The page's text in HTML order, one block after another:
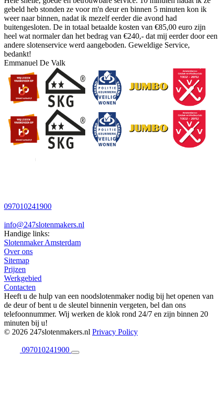
gebeld heb stonden ze voor m'n deur en binnen 5 minuten kon ik
weer naar binnen, nadat ik mezelf eerder die avond had
buitengesloten. De in totaal betaalde kosten van €85,00 euro zijn
heel wat normaler dan het bedrag van €240,- dat mij eerder door een
andere slotenservice werd aangeboden. Geweldige Service,
bedankt!
Emmanuel De Valk
097010241900
info@247slotenmakers.nl
Handige links:
Slotenmaker Amsterdam
Over ons
Sitemap
Prijzen
Werkgebied
Contacten
Heeft u de hulp van een noodslotenmaker nodig bij het openen van
de deur of bent u de sleutel binnenin vergeten, bel dan ons
telefoonnummer. Wij werken de klok rond 24/7 en zijn binnen 20
minuten bij u!
© 2026 247slotenmakers.nl Privacy Policy
097010241900